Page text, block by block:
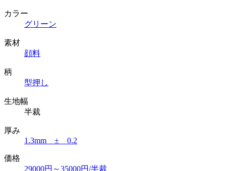
カラー
グリーン
素材
顔料
柄
型押し
生地幅
半裁
厚み
1.3mm ± 0.2
価格
29000円～35000円/半裁